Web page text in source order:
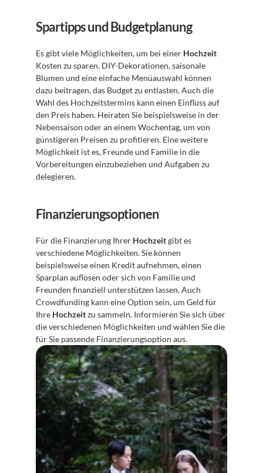
Spartipps und Budgetplanung
Es gibt viele Möglichkeiten, um bei einer Hochzeit
Kosten zu sparen. DIY-Dekorationen, saisonale
Blumen und eine einfache Menüauswahl können
dazu beitragen, das Budget zu entlasten. Auch die
Wahl des Hochzeitstermins kann einen Einfluss auf
den Preis haben. Heiraten Sie beispielsweise in der
Nebensaison oder an einem Wochentag, um von
günstigeren Preisen zu profitieren. Eine weitere
Möglichkeit ist es, Freunde und Familie in die
Vorbereitungen einzubeziehen und Aufgaben zu
delegieren.
Finanzierungsoptionen
Für die Finanzierung Ihrer Hochzeit gibt es
verschiedene Möglichkeiten. Sie können
beispielsweise einen Kredit aufnehmen, einen
Sparplan auflösen oder sich von Familie und
Freunden finanziell unterstützen lassen. Auch
Crowdfunding kann eine Option sein, um Geld für
Ihre Hochzeit zu sammeln. Informieren Sie sich über
die verschiedenen Möglichkeiten und wählen Sie die
für Sie passende Finanzierungsoption aus.